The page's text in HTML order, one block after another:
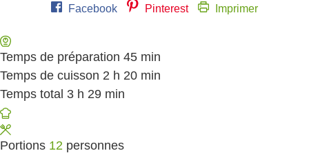
Facebook Pinterest Imprimer
Temps de préparation 45 minutes
min
Temps de cuisson 2 heures
h 20 minutes
min
Temps total 3 heures
h 29 minutes
min
Portions 12 personnes